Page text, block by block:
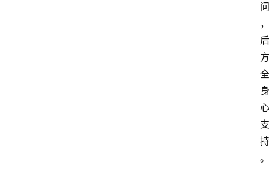
问
，
后
方
全
身
心
支
持
。